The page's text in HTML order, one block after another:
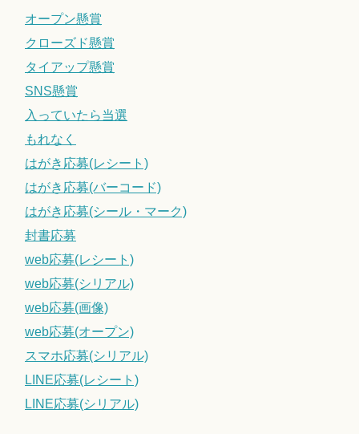
オープン懸賞
クローズド懸賞
タイアップ懸賞
SNS懸賞
入っていたら当選
もれなく
はがき応募(レシート)
はがき応募(バーコード)
はがき応募(シール・マーク)
封書応募
web応募(レシート)
web応募(シリアル)
web応募(画像)
web応募(オープン)
スマホ応募(シリアル)
LINE応募(レシート)
LINE応募(シリアル)